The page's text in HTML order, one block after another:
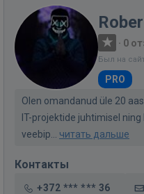
· 0
Был на
PRO
Olen omandanud üle 20
IT-projektide juhtimisel
veebip... читать дальше
Контакты
+372 *** *** 36